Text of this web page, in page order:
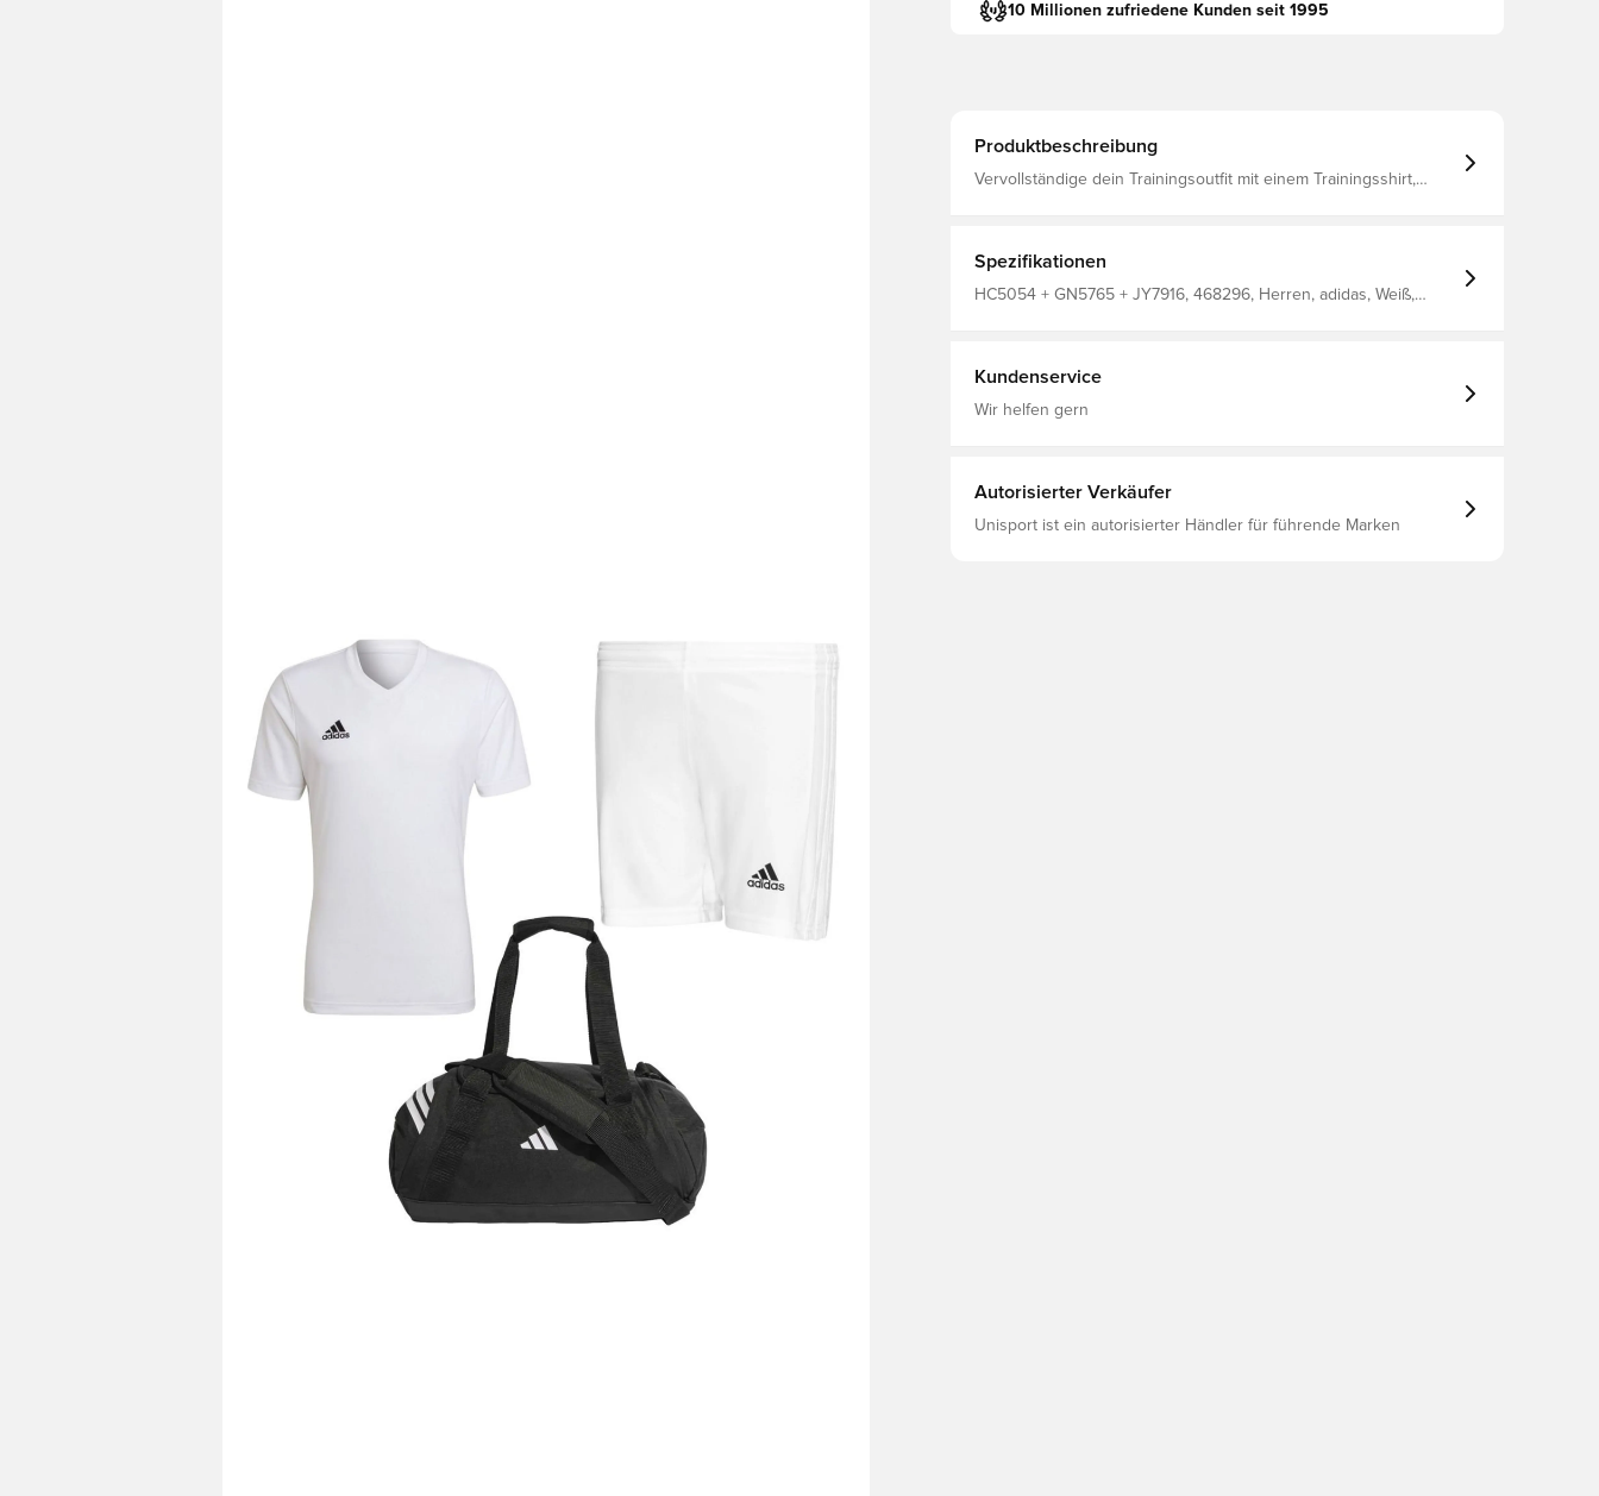
10 Millionen zufriedene Kunden seit 1995
Produktbeschreibung
Vervollständige dein Trainingsoutfit mit einem Trainingsshirt,
ausgehst
Spezifikationen
HC5054 + GN5765 + JY7916, 468296, Herren, adidas, Weiß,
Kundenservice
Wir helfen gern
Autorisierter Verkäufer
Unisport ist ein autorisierter Händler für führende Marken